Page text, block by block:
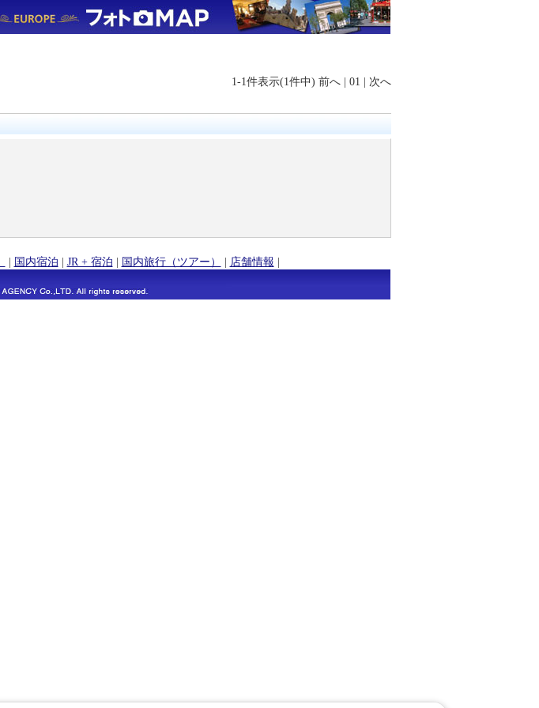
1-1件表示(1件中) 前へ | 01 | 次へ
| 国内宿泊 | JR + 宿泊 | 国内旅行（ツアー） | 店舗情報 |